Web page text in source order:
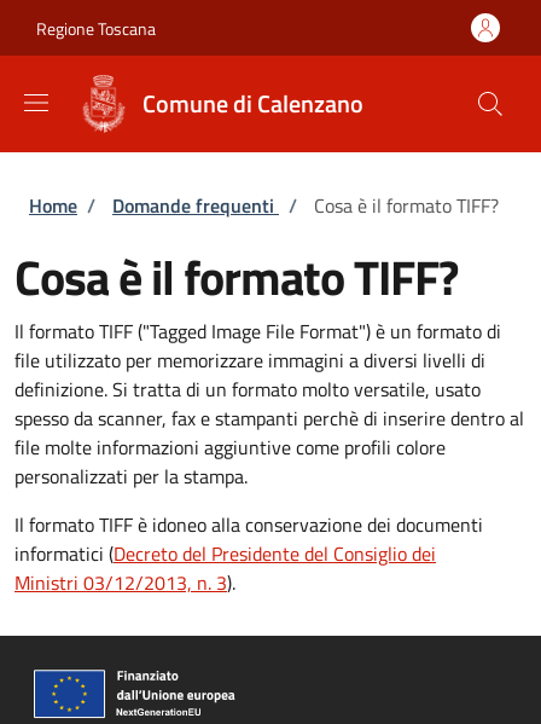
Regione Toscana
Comune di Calenzano
Briciole di pane
Home / Domande frequenti / Cosa è il formato TIFF?
Cosa è il formato TIFF?
Il formato TIFF ("Tagged Image File Format") è un formato di
file utilizzato per memorizzare immagini a diversi livelli di
definizione. Si tratta di un formato molto versatile, usato
spesso da scanner, fax e stampanti perchè di inserire dentro al
file molte informazioni aggiuntive come profili colore
personalizzati per la stampa.
Il formato TIFF è idoneo alla conservazione dei documenti
informatici (Decreto del Presidente del Consiglio dei
Ministri 03/12/2013, n. 3).